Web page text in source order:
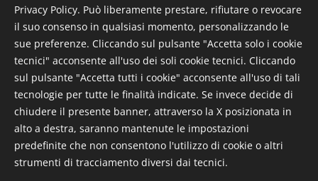
Privacy Policy. Può liberamente prestare, rifiutare o revocare
il suo consenso in qualsiasi momento, personalizzando le
sue preferenze. Cliccando sul pulsante "Accetta solo i cookie
tecnici" acconsente all'uso dei soli cookie tecnici. Cliccando
sul pulsante "Accetta tutti i cookie" acconsente all'uso di tali
tecnologie per tutte le finalità indicate. Se invece decide di
chiudere il presente banner, attraverso la X posizionata in
alto a destra, saranno mantenute le impostazioni
predefinite che non consentono l'utilizzo di cookie o altri
strumenti di tracciamento diversi dai tecnici.